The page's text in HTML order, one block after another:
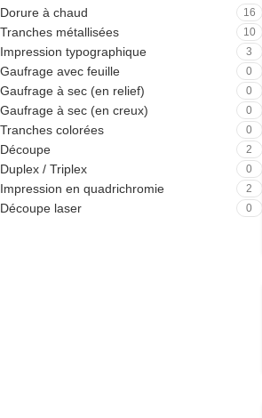
Dorure à chaud 16
Tranches métallisées 10
Impression typographique 3
Gaufrage avec feuille 0
Gaufrage à sec (en relief) 0
Gaufrage à sec (en creux) 0
Tranches colorées 0
Découpe 2
Duplex / Triplex 0
Impression en quadrichromie 2
Découpe laser 0